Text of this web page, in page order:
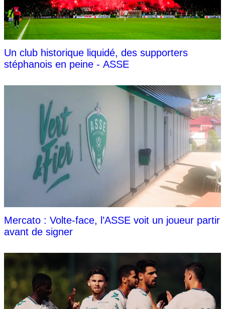
Un club historique liquidé, des supporters
stéphanois en peine - ASSE
Mercato : Volte-face, l’ASSE voit un joueur partir
avant de signer